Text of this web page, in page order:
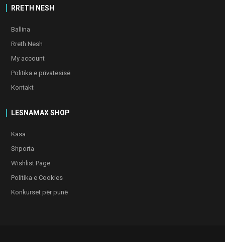
RRETH NESH
Ballina
Rreth Nesh
My account
Politika e privatësisë
Kontakt
LESNAMAX SHOP
Kasa
Shporta
Wishlist Page
Politika e Cookies
Konkurset për punë